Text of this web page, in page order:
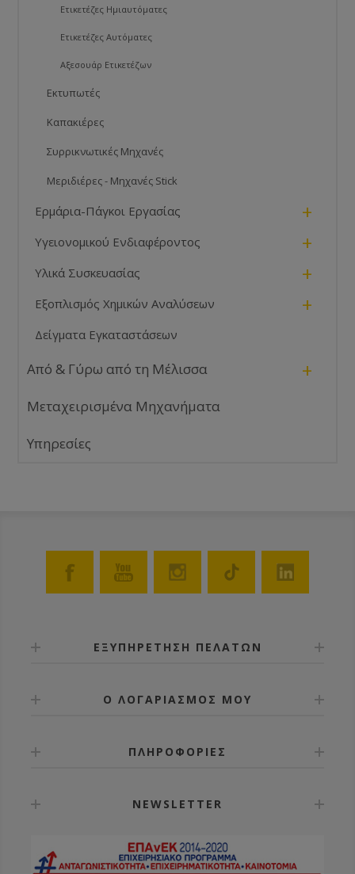
Ετικετέζες Ημιαυτόματες
Ετικετέζες Αυτόματες
Αξεσουάρ Ετικετέζων
Εκτυπωτές
Καπακιέρες
Συρρικνωτικές Μηχανές
Μεριδιέρες - Μηχανές Stick
Ερμάρια-Πάγκοι Εργασίας +
Υγειονομικού Ενδιαφέροντος +
Υλικά Συσκευασίας +
Εξοπλισμός Χημικών Αναλύσεων +
Δείγματα Εγκαταστάσεων
Από & Γύρω από τη Μέλισσα +
Μεταχειρισμένα Μηχανήματα
Υπηρεσίες
ΕΞΥΠΗΡΕΤΗΣΗ ΠΕΛΑΤΩΝ
Ο ΛΟΓΑΡΙΑΣΜΟΣ ΜΟΥ
ΠΛΗΡΟΦΟΡΙΕΣ
NEWSLETTER